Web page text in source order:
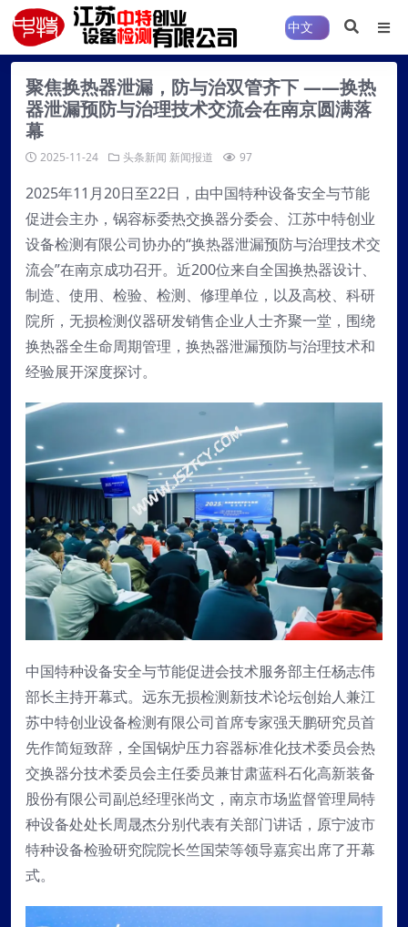
聚焦换热器泄漏，防与治双管齐下 ——换热
器泄漏预防与治理技术交流会在南京圆满落
幕
2025-11-24 头条新闻 新闻报道 97
2025年11月20日至22日，由中国特种设备安全与节能
促进会主办，锅容标委热交换器分委会、江苏中特创业
设备检测有限公司协办的“换热器泄漏预防与治理技术交
流会”在南京成功召开。近200位来自全国换热器设计、
制造、使用、检验、检测、修理单位，以及高校、科研
院所，无损检测仪器研发销售企业人士齐聚一堂，围绕
换热器全生命周期管理，换热器泄漏预防与治理技术和
经验展开深度探讨。
中国特种设备安全与节能促进会技术服务部主任杨志伟
部长主持开幕式。远东无损检测新技术论坛创始人兼江
苏中特创业设备检测有限公司首席专家强天鹏研究员首
先作简短致辞，全国锅炉压力容器标准化技术委员会热
交换器分技术委员会主任委员兼甘肃蓝科石化高新装备
股份有限公司副总经理张尚文，南京市场监督管理局特
种设备处处长周晟杰分别代表有关部门讲话，原宁波市
特种设备检验研究院院长竺国荣等领导嘉宾出席了开幕
式。